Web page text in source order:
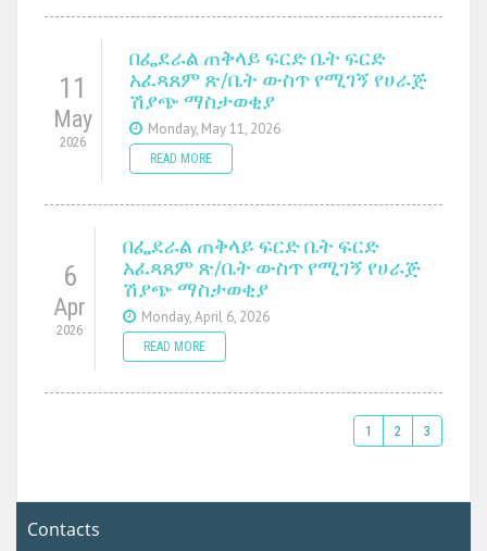
11
May
2026
በፌደራል ጠቅላይ ፍርድ ቤት ፍርድ
አፈጻጸም ጽ/ቤት ውስጥ የሚገኝ የሀራጅ
ሽያጭ ማስታወቂያ
Monday, May 11, 2026
READ MORE
6
Apr
2026
በፌደራል ጠቅላይ ፍርድ ቤት ፍርድ
አፈጻጸም ጽ/ቤት ውስጥ የሚገኝ የሀራጅ
ሽያጭ ማስታወቂያ
Monday, April 6, 2026
READ MORE
1 2 3
Contacts